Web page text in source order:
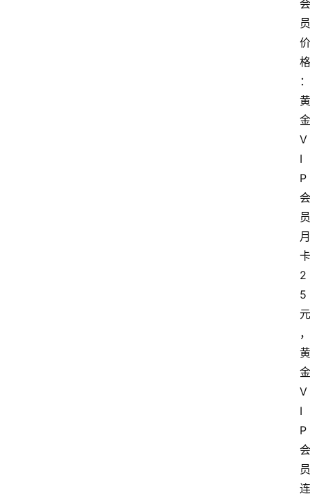
会
员
价
格
：
黄
金
V
I
P
会
员
月
卡
2
5
元
，
黄
金
V
I
P
会
员
连